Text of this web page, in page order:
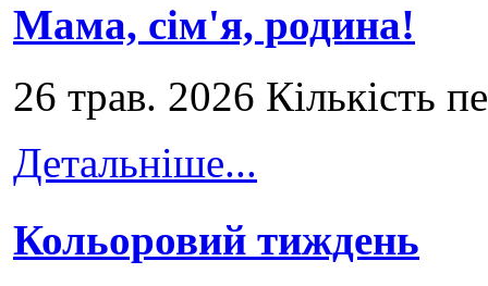
Мама, сім'я, родина!
26 трав. 2026 Кількість
Детальніше...
Кольоровий тиждень